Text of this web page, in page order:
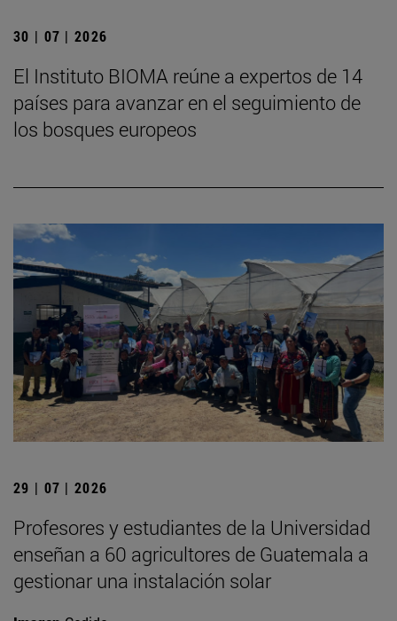
30 | 07 | 2026
El Instituto BIOMA reúne a expertos de 14
países para avanzar en el seguimiento de
los bosques europeos
29 | 07 | 2026
Profesores y estudiantes de la Universidad
enseñan a 60 agricultores de Guatemala a
gestionar una instalación solar